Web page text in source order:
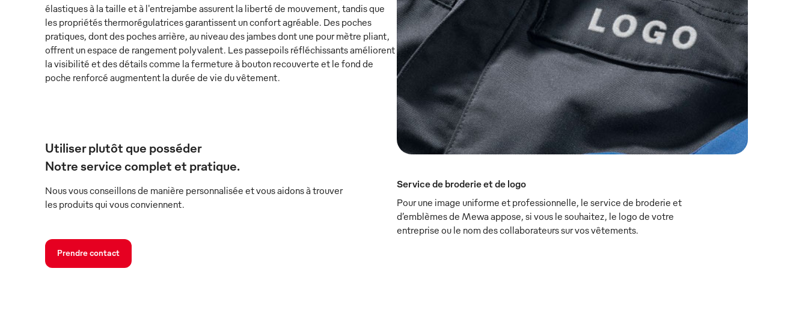
élastiques à la taille et à l'entrejambe assurent la liberté de mouvement, tandis que
les propriétés thermorégulatrices garantissent un confort agréable. Des poches
pratiques, dont des poches arrière, au niveau des jambes dont une pour mètre pliant,
offrent un espace de rangement polyvalent. Les passepoils réfléchissants améliorent
la visibilité et des détails comme la fermeture à bouton recouverte et le fond de
poche renforcé augmentent la durée de vie du vêtement.
Utiliser plutôt que posséder
Notre service complet et pratique.
Nous vous conseillons de manière personnalisée et vous aidons à trouver
les produits qui vous conviennent.
Prendre contact
Service de broderie et de logo
Pour une image uniforme et professionnelle, le service de broderie et
d’emblèmes de Mewa appose, si vous le souhaitez, le logo de votre
entreprise ou le nom des collaborateurs sur vos vêtements.